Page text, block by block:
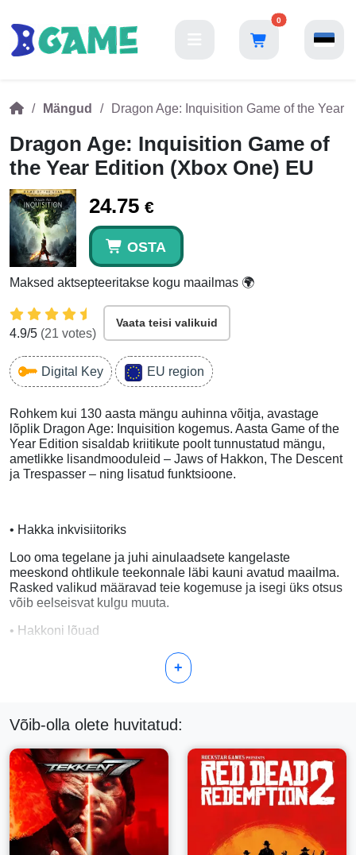
0
Mängud Dragon Age: Inquisition Game of the Year
Dragon Age: Inquisition Game of
the Year Edition (Xbox One) EU
24.75 €
OSTA
Maksed aktsepteeritakse kogu maailmas 🌍
4.9/5 (21 votes)
Vaata teisi valikuid
Digital Key EU region
Rohkem kui 130 aasta mängu auhinna võitja, avastage
lõplik Dragon Age: Inquisition kogemus. Aasta Game of the
Year Edition sisaldab kriitikute poolt tunnustatud mängu,
ametlikke lisandmooduleid – Jaws of Hakkon, The Descent
ja Trespasser – ning lisatud funktsioone.
• Hakka inkvisiitoriks
Loo oma tegelane ja juhi ainulaadsete kangelaste
meeskond ohtlikule teekonnale läbi kauni avatud maailma.
Rasked valikud määravad teie kogemuse ja isegi üks otsus
võib eelseisvat kulgu muuta.
• Hakkoni lõuad
Avastage viimase inkvisiitori ja tema kütitud võimsa
Minge maa alla, et paljastada Thedast ähvardavate
salapäraste maavärinate allikas.
• Rikkuja
Uute ohtude ilmnemisel otsustage inkvisitsiooni lõplik
saatus.
• luksuslik versiooniuuendus, avvar ja Qunari rikkus
+
Võib-olla olete huvitatud: